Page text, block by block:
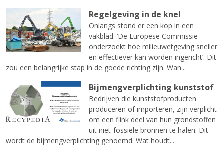
Regelgeving in de knel
Onlangs stond er een kop in een
vakblad: ‘De Europese Commissie
onderzoekt hoe milieuwetgeving sneller
en effectiever kan worden ingericht’. Dit
zou een belangrijke stap in de goede richting zijn. Wan...
Bijmengverplichting kunststof
Bedrijven die kunststofproducten
produceren of importeren, zijn verplicht
om een flink deel van hun grondstoffen
uit niet-fossiele bronnen te halen. Dit
wordt de bijmengverplichting genoemd. Wat houdt...